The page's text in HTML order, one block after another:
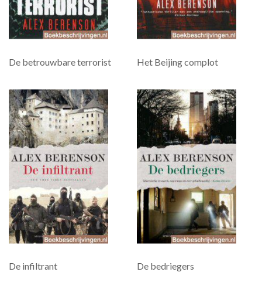
De betrouwbare terrorist Het Beijing complot
De infiltrant De bedriegers